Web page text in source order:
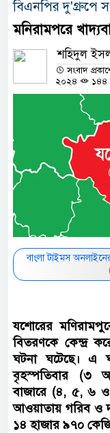
বিএনপির দু'গ্রুপে
মনিরামপরে
শহিদুল
সংবাদ
২০২৪
১৪৪
বাংলা টাইমস
যশোরের
বিতরণকে কেন্দ্র
ঘটনা ঘটেছে। এ
বৃহস্পতিবার (৩
বাজারে (৪, ৫, ৬ ও
আওয়াতায় গরিব ও
১৪ হাজার ৯৭০